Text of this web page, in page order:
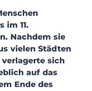
im 11.
Nachdem sie
vielen Städten
sich
auf das
Ende des